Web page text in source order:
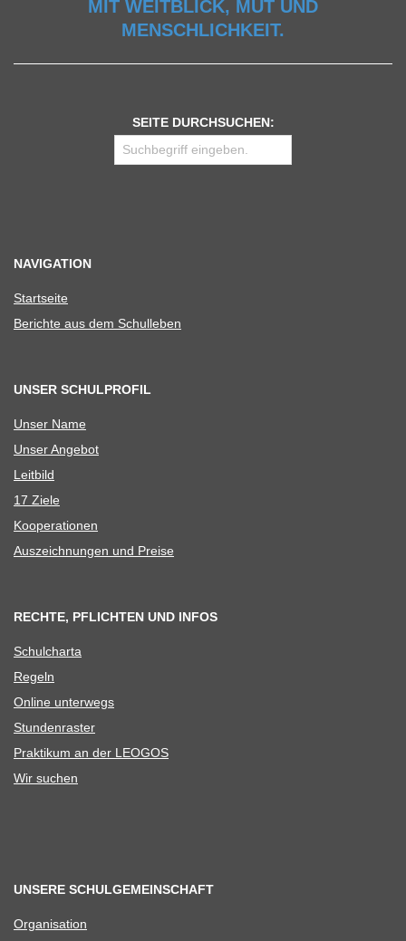
MIT WEITBLICK, MUT UND
MENSCHLICHKEIT.
SEITE DURCHSUCHEN:
NAVIGATION
Start­seite
Berichte aus dem Schulleben
UNSER SCHULPROFIL
Unser Name
Unser Ange­bot
Leit­bild
17 Ziele
Koope­ra­tio­nen
Aus­zeich­nun­gen und Preise
RECHTE, PFLICHTEN UND INFOS
Schul­charta
Regeln
Online unter­wegs
Stun­den­ras­ter
Prak­ti­kum an der LEOGOS
Wir suchen
UNSERE SCHULGEMEINSCHAFT
Orga­ni­sa­tion